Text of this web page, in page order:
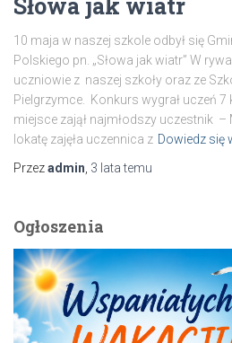
Słowa jak wiatr
10 maja w naszej szkole odbył się
Polskiego pn. „Słowa jak wiatr” W
uczniowie z naszej szkoły oraz ze
Pielgrzymce. Konkurs wygrał uczeń 7
miejsce zajął najmłodszy uczestnik –
lokatę zajęła uczennica z Dowiedz się
Przezadmin, 3 latatemu
Ogłoszenia